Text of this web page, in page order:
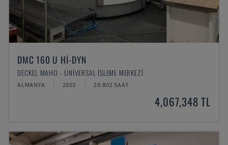
DMC 160 U HI-DYN
DECKEL MAHO - ÜNIVERSAL İŞLEME MERKEZI
ALMANYA 2002 20.802 SAAT
4,067,348 TL